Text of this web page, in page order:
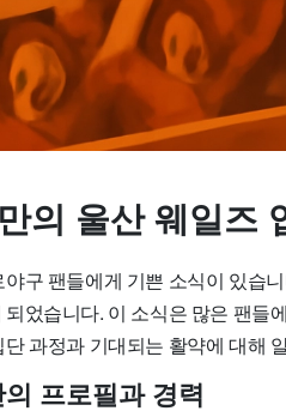
의 울산 웨일즈
야구 팬들에게 기쁜 소식이 있습
되었습니다. 이 소식은 많은 팬들
단 과정과 기대되는 활약에 대해
프로필과 경력